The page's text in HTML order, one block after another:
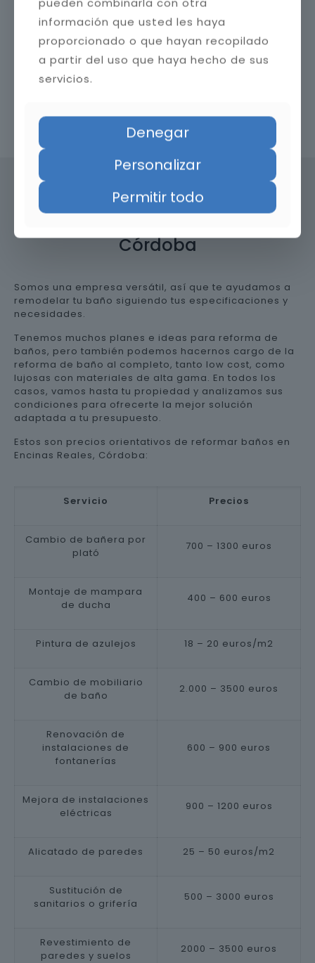
Contacta con nosotros
Córdoba
Somos una empresa versátil, así que te ayudamos a
remodelar tu baño siguiendo tus especificaciones y
necesidades.
Tenemos muchos planes e ideas para reforma de
baños, pero también podemos hacernos cargo de la
reforma de baño al completo, tanto low cost, como
lujosas con materiales de alta gama. En todos los
casos, vamos hasta tu propiedad y analizamos sus
condiciones para ofrecerte la mejor solución
adaptada a tu presupuesto.
Estos son precios orientativos de reformar baños en
Encinas Reales, Córdoba:
Servicio Precios
Cambio de bañera por
plató
700 – 1300 euros
Montaje de mampara
de ducha
400 – 600 euros
Pintura de azulejos 18 – 20 euros/m2
Cambio de mobiliario
de baño
2.000 – 3500 euros
Renovación de
instalaciones de
fontanerías
600 – 900 euros
Mejora de instalaciones
eléctricas
900 – 1200 euros
Alicatado de paredes 25 – 50 euros/m2
Sustitución de
sanitarios o grifería
500 – 3000 euros
Revestimiento de
paredes y suelos
2000 – 3500 euros
información que usted les haya
proporcionado o que hayan recopilado
a partir del uso que haya hecho de sus
servicios.
Denegar
Personalizar
Permitir todo